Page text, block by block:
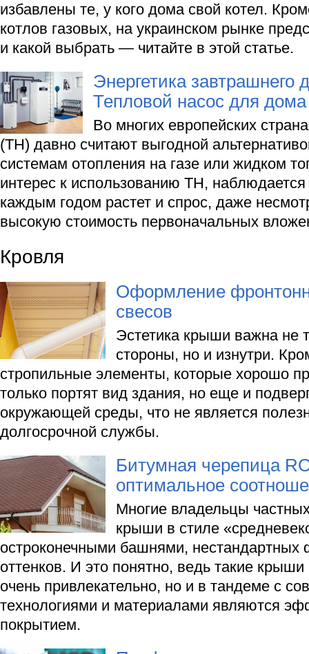
избавлены те, у кого дома свой котел.
котлов газовых, на украинском рынке
и какой выбрать — читайте в этой статье.
Энергетика завтрашнего
Тепловой насос для дома
Во многих европейских
(ТН) давно считают выгодной
системам отопления на газе или жидком
интерес к использованию ТН,
каждым годом растет и спрос, даже
высокую стоимость первоначальных
Кровля
Оформление
свесов
Эстетика крыши важна не
стороны, но и изнутри.
стропильные элементы, которые хорошо
только портят вид здания, но еще и
окружающей среды, что не является
долгосрочной службы.
Битумная черепица
оптимальное
Многие владельцы
крыши в стиле
остроконечными башнями, нестандартных
оттенков. И это понятно, ведь такие
очень привлекательно, но и в тандеме с
технологиями и материалами являются
покрытием.